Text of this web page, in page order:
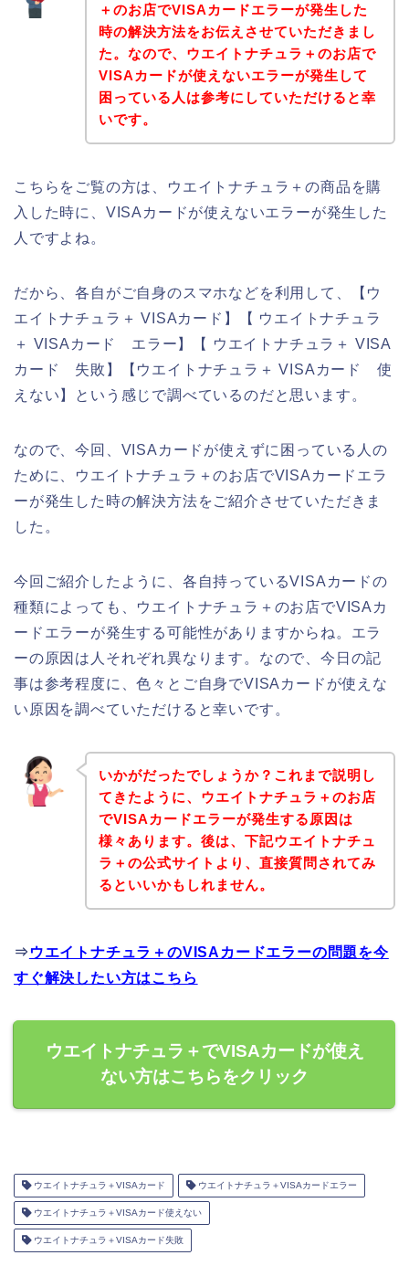
＋のお店でVISAカードエラーが発生した
時の解決方法をお伝えさせていただきまし
た。なので、ウエイトナチュラ＋のお店で
VISAカードが使えないエラーが発生して
困っている人は参考にしていただけると幸
いです。
こちらをご覧の方は、ウエイトナチュラ＋の商品を購
入した時に、VISAカードが使えないエラーが発生した
人ですよね。
だから、各自がご自身のスマホなどを利用して、【ウ
エイトナチュラ＋ VISAカード】【 ウエイトナチュラ
＋ VISAカード エラー】【 ウエイトナチュラ＋ VISA
カード 失敗】【ウエイトナチュラ＋ VISAカード 使
えない】という感じで調べているのだと思います。
なので、今回、VISAカードが使えずに困っている人の
ために、ウエイトナチュラ＋のお店でVISAカードエラ
ーが発生した時の解決方法をご紹介させていただきま
した。
今回ご紹介したように、各自持っているVISAカードの
種類によっても、ウエイトナチュラ＋のお店でVISAカ
ードエラーが発生する可能性がありますからね。エラ
ーの原因は人それぞれ異なります。なので、今日の記
事は参考程度に、色々とご自身でVISAカードが使えな
い原因を調べていただけると幸いです。
いかがだったでしょうか？これまで説明し
てきたように、ウエイトナチュラ＋のお店
でVISAカードエラーが発生する原因は
様々あります。後は、下記ウエイトナチュ
ラ＋の公式サイトより、直接質問されてみ
るといいかもしれません。
⇒ ウエイトナチュラ＋のVISAカードエラーの問題を今
すぐ解決したい方はこちら
ウエイトナチュラ＋でVISAカードが使え
ない方はこちらをクリック
ウエイトナチュラ＋VISAカード ウエイトナチュラ＋VISAカードエラー
ウエイトナチュラ＋VISAカード使えない
ウエイトナチュラ＋VISAカード失敗